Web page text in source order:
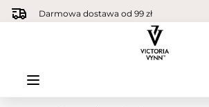
Przejdź do treści
Darmowa dostawa od 99 zł